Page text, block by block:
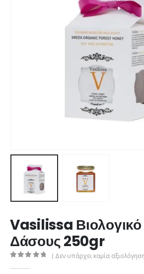
Vasilissa Βιολογικό
Δάσους 250gr
( Δεν υπάρχει καμία